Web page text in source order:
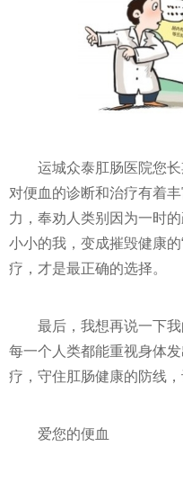
运城众泰肛肠医院您
对便血的诊断和治疗有着
力，奉劝人类别因为一时
小小的我，变成摧毁健康
疗，才是最正确的选择。
最后，我想再说一下
每一个人类都能重视身体
疗，守住肛肠健康的防线
爱您的便血